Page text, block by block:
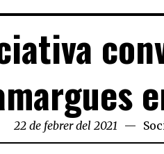
22 de febrer del 2021